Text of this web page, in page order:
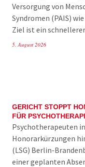
Versorgung von
Syndromen (PAIS)
Ziel ist ein
5. August 2026
GERICHT STOPPT
FÜR
Psychotherapeuten
Honorarkürzungen
(LSG) Berlin-
einer geplanten